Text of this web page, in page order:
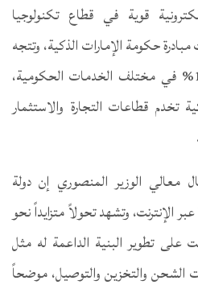
قوية في قطاع تكنولوجيا
حكومة الإمارات الذكية، وتتجه
نحو التحول الذكي بنسبة 100% في مختلف الخدمات الحكومية،
قطاعات التجارة والاستثمار
معالي الوزير المنصوري إن دولة
الإنترنت، وتشهد تحولاً متزايداً نحو
على تطوير البنية الداعمة له مثل
الشحن والتخزين والتوصيل، موضحاً